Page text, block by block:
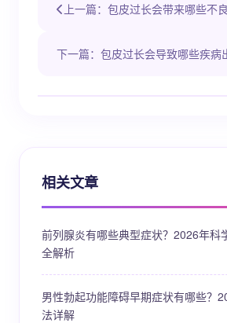
上一篇：包皮过长会带来哪些不
下一篇：包皮过长会导致哪些疾病
相关文章
前列腺炎有哪些典型症状？2026年科
全解析
男性勃起功能障碍早期症状有哪些？
法详解